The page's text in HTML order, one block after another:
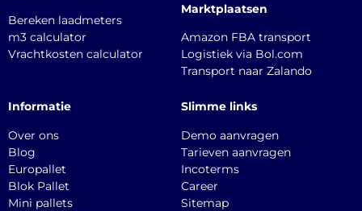
Bereken laadmeters
m3 calculator
Vrachtkosten calculator
Marktplaatsen
Amazon FBA transport
Logistiek via Bol.com
Transport naar Zalando
Informatie
Over ons
Blog
Europallet
Blok Pallet
Mini pallets
Slimme links
Demo aanvragen
Tarieven aanvragen
Incoterms
Career
Sitemap